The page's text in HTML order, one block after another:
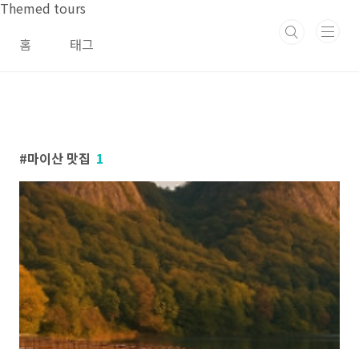
본문 바로가기
Themed tours
홈
태그
마이산 맛집 1